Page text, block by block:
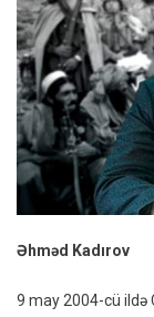
Əhməd Kadırov
9 may 2004-cü ildə